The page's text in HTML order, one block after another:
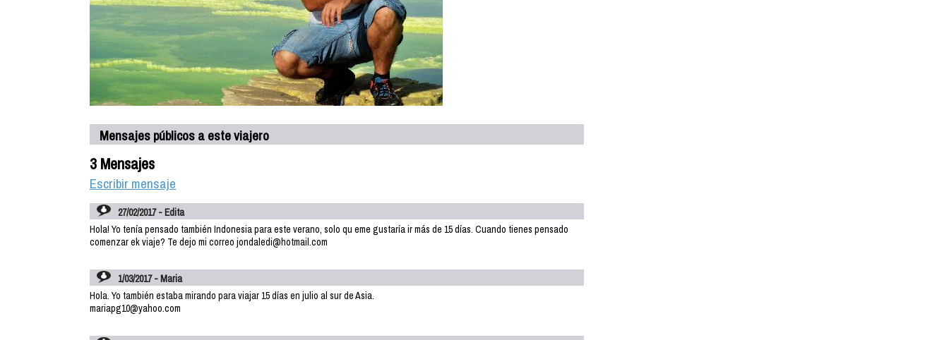
Mensajes públicos a este viajero
3 Mensajes
Escribir mensaje
27/02/2017 - Edita
Hola! Yo tenía pensado también Indonesia para este verano, solo qu eme gustaría ir más de 15 días. Cuando tienes pensado
comenzar ek viaje? Te dejo mi correo jondaledi@hotmail.com
1/03/2017 - Maria
Hola. Yo también estaba mirando para viajar 15 días en julio al sur de Asia.
mariapg10@yahoo.com